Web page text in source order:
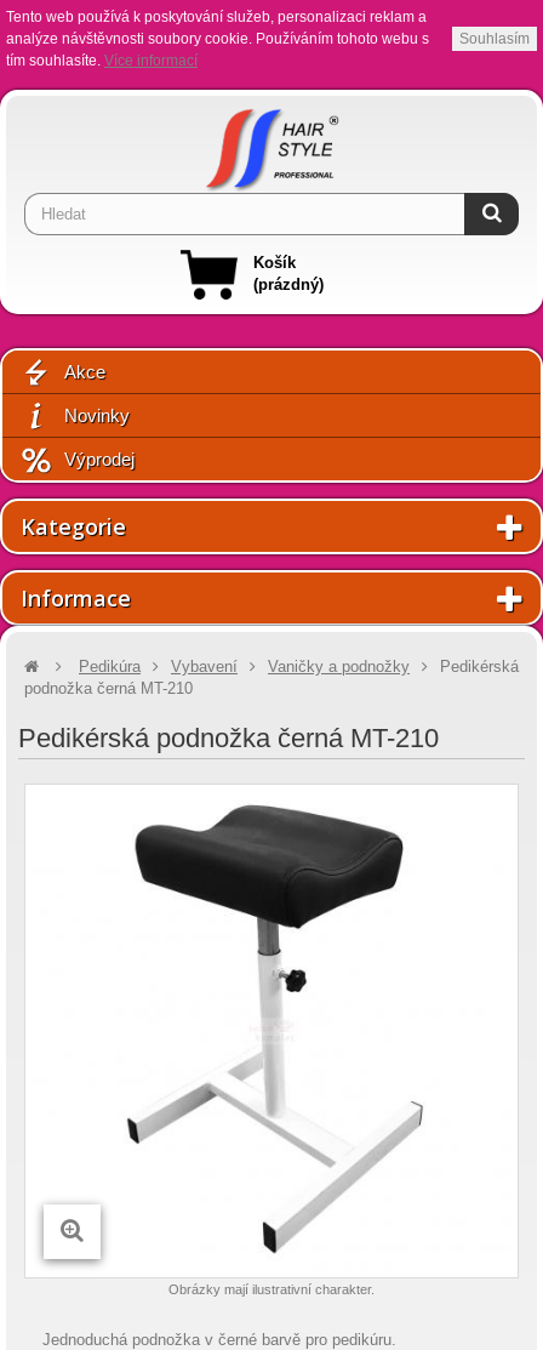
Tento web používá k poskytování služeb, personalizaci reklam a
analýze návštěvnosti soubory cookie. Používáním tohoto webu s
tím souhlasíte. Více informací
Souhlasím
Košík
(prázdný)
Akce
Novinky
Výprodej
Kategorie
Informace
Pedikúra Vybavení Vaničky a podnožky
Pedikérská
podnožka černá MT-210
Pedikérská podnožka černá MT-210
Obrázky mají ilustrativní charakter.
Jednoduchá podnožka v černé barvě pro pedikúru.